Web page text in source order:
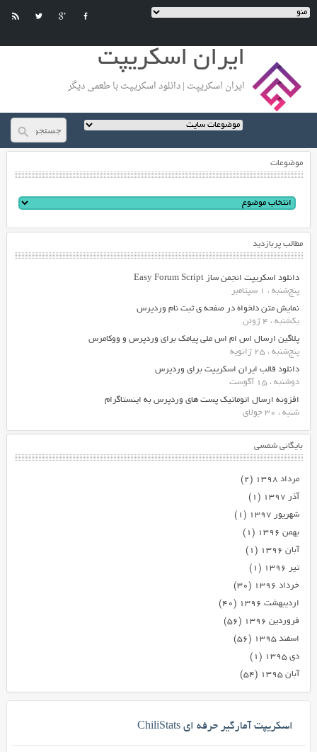
ایران اسکریپت
ایران اسکریپت | دانلود اسکریپت با طعمی دیگر
موضوعات
مطالب پربازدید
دانلود اسکریپت انجمن ساز Easy Forum Script
پنج‌شنبه ، 1 سپتامبر
نمایش متن دلخواه در صفحه ی ثبت نام وردپرس
یکشنبه ، 4 ژوئن
پلاگین ارسال اس ام اس ملی پیامک برای وردپرس و ووکامرس
پنج‌شنبه ، 25 ژانویه
دانلود قالب ایران اسکریپت برای وردپرس
دوشنبه ، 15 آگوست
افزونه ارسال اتوماتیک پست های وردپرس به اینستاگرام
شنبه ، 30 جولای
بایگانی شمسی
مرداد ۱۳۹۸
(۲)
آذر ۱۳۹۷
(۱)
شهریور ۱۳۹۷
(۱)
بهمن ۱۳۹۶
(۱)
آبان ۱۳۹۶
(۱)
تیر ۱۳۹۶
(۱)
خرداد ۱۳۹۶
(۳۰)
اردیبهشت ۱۳۹۶
(۴۰)
فروردین ۱۳۹۶
(۵۶)
اسفند ۱۳۹۵
(۵۶)
دی ۱۳۹۵
(۱)
آبان ۱۳۹۵
(۵۴)
اسکریپت آمارگیر حرفه ای ChiliStats